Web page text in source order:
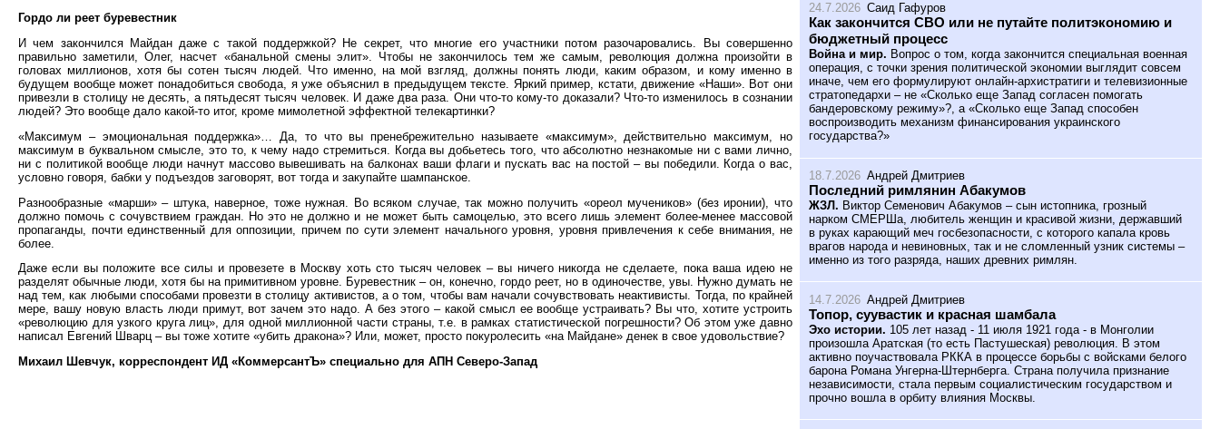
Гордо ли реет буревестник
И чем закончился Майдан даже с такой поддержкой? Не секрет, что многие его участники потом разочаровались. Вы совершенно
правильно заметили, Олег, насчет «банальной смены элит». Чтобы не закончилось тем же самым, революция должна произойти в
головах миллионов, хотя бы сотен тысяч людей. Что именно, на мой взгляд, должны понять люди, каким образом, и кому именно в
будущем вообще может понадобиться свобода, я уже объяснил в предыдущем тексте. Яркий пример, кстати, движение «Наши». Вот они
привезли в столицу не десять, а пятьдесят тысяч человек. И даже два раза. Они что-то кому-то доказали? Что-то изменилось в сознании
людей? Это вообще дало какой-то итог, кроме мимолетной эффектной телекартинки?
«Максимум – эмоциональная поддержка»… Да, то что вы пренебрежительно называете «максимум», действительно максимум, но
максимум в буквальном смысле, это то, к чему надо стремиться. Когда вы добьетесь того, что абсолютно незнакомые ни с вами лично,
ни с политикой вообще люди начнут массово вывешивать на балконах ваши флаги и пускать вас на постой – вы победили. Когда о вас,
условно говоря, бабки у подъездов заговорят, вот тогда и закупайте шампанское.
Разнообразные «марши» – штука, наверное, тоже нужная. Во всяком случае, так можно получить «ореол мучеников» (без иронии), что
должно помочь с сочувствием граждан. Но это не должно и не может быть самоцелью, это всего лишь элемент более-менее массовой
пропаганды, почти единственный для оппозиции, причем по сути элемент начального уровня, уровня привлечения к себе внимания, не
более.
Даже если вы положите все силы и провезете в Москву хоть сто тысяч человек – вы ничего никогда не сделаете, пока ваша идею не
разделят обычные люди, хотя бы на примитивном уровне. Буревестник – он, конечно, гордо реет, но в одиночестве, увы. Нужно думать не
над тем, как любыми способами провезти в столицу активистов, а о том, чтобы вам начали сочувствовать неактивисты. Тогда, по крайней
мере, вашу новую власть люди примут, вот зачем это надо. А без этого – какой смысл ее вообще устраивать? Вы что, хотите устроить
«революцию для узкого круга лиц», для одной миллионной части страны, т.е. в рамках статистической погрешности? Об этом уже давно
написал Евгений Шварц – вы тоже хотите «убить дракона»? Или, может, просто покуролесить «на Майдане» денек в свое удовольствие?
Михаил Шевчук, корреспондент ИД «КоммерсантЪ» специально для АПН Северо-Запад
24.7.2026 Саид Гафуров
Как закончится СВО или не путайте политэкономию и
бюджетный процесс
Война и мир. Вопрос о том, когда закончится специальная военная
операция, с точки зрения политической экономии выглядит совсем
иначе, чем его формулируют онлайн-архистратиги и телевизионные
стратопедархи – не «Сколько еще Запад согласен помогать
бандеровскому режиму»?, а «Сколько еще Запад способен
воспроизводить механизм финансирования украинского
государства?»
18.7.2026 Андрей Дмитриев
Последний римлянин Абакумов
ЖЗЛ. Виктор Семенович Абакумов – сын истопника, грозный
нарком СМЕРШа, любитель женщин и красивой жизни, державший
в руках карающий меч госбезопасности, с которого капала кровь
врагов народа и невиновных, так и не сломленный узник системы –
именно из того разряда, наших древних римлян.
14.7.2026 Андрей Дмитриев
Топор, суувастик и красная шамбала
Эхо истории. 105 лет назад - 11 июля 1921 года - в Монголии
произошла Аратская (то есть Пастушеская) революция. В этом
активно поучаствовала РККА в процессе борьбы с войсками белого
барона Романа Унгерна-Штернберга. Страна получила признание
независимости, стала первым социалистическим государством и
прочно вошла в орбиту влияния Москвы.